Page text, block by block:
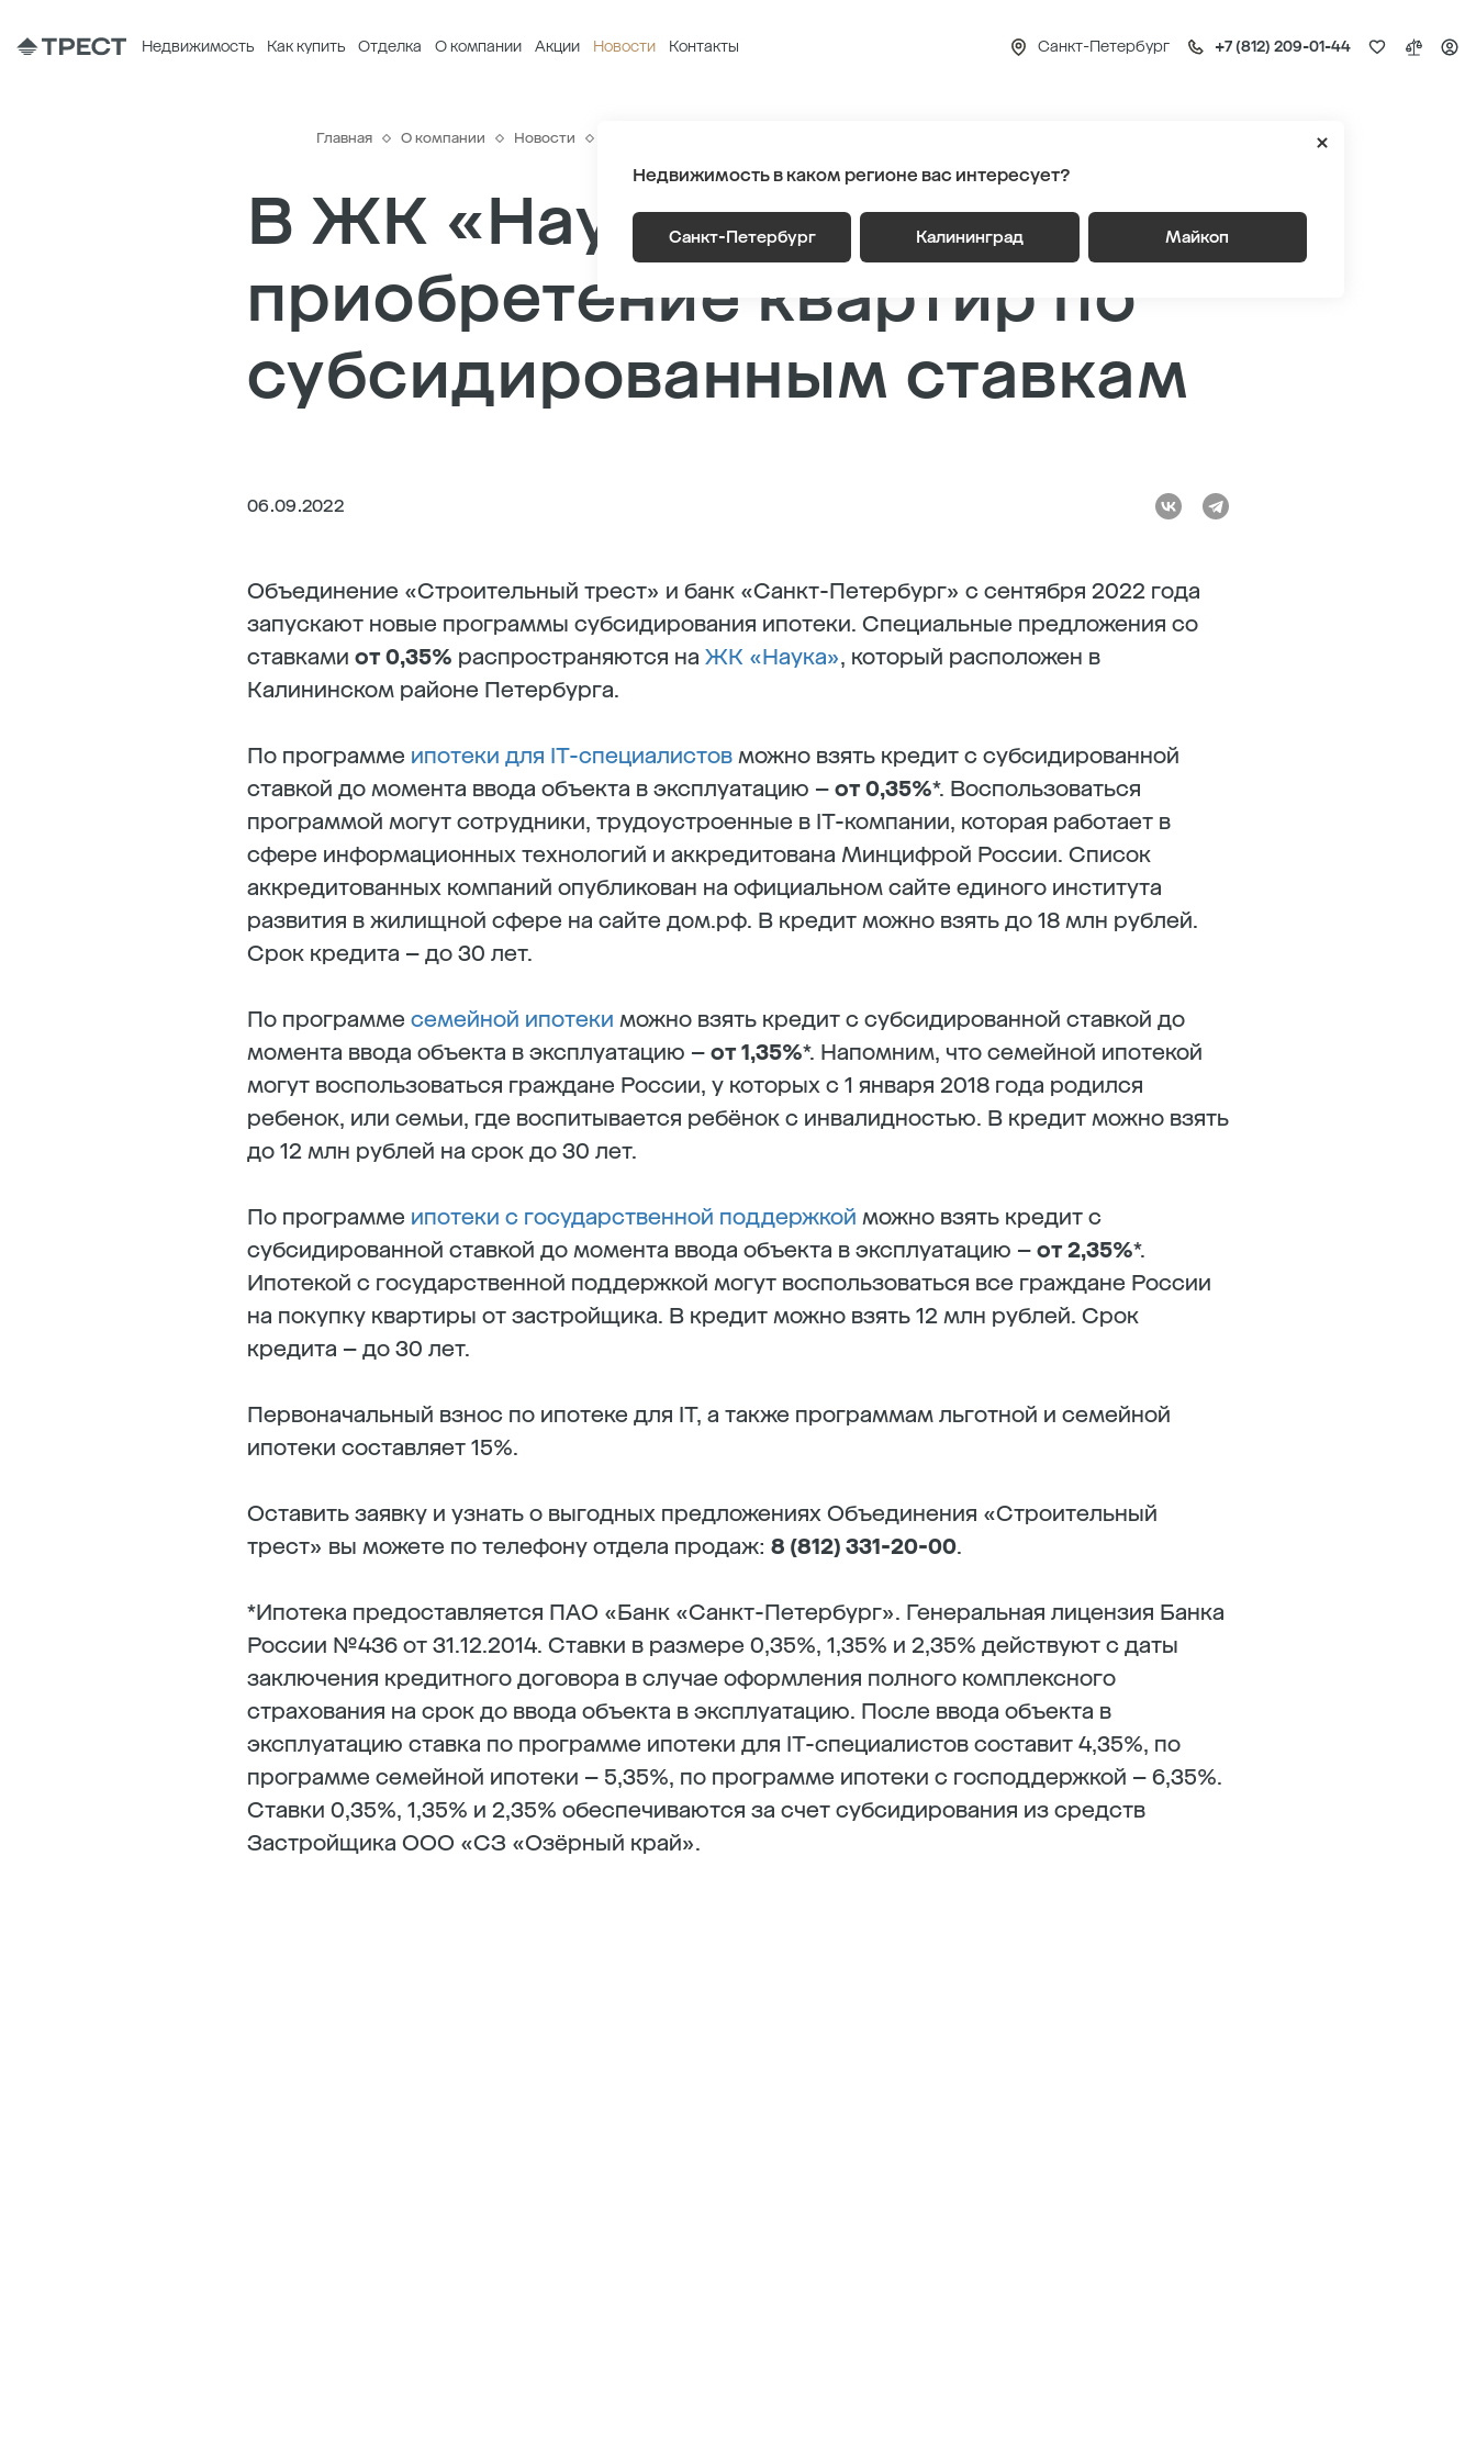
Недвижимость Как купить Отделка О компании Акции Новости Контакты Санкт-Петербург +7 (812) 209-01-44
Недвижимость в каком регионе вас интересует?
Санкт-Петербург Калининград Майкоп
Главная О компании Новости
В ЖК «Наука» доступно
приобретение квартир по
субсидированным ставкам
06.09.2022
Объединение «Строительный трест» и банк «Санкт-Петербург» с сентября 2022 года
запускают новые программы субсидирования ипотеки. Специальные предложения со
ставками от 0,35% распространяются на ЖК «Наука», который расположен в
Калининском районе Петербурга.
По программе ипотеки для IT-специалистов можно взять кредит с субсидированной
ставкой до момента ввода объекта в эксплуатацию – от 0,35%*. Воспользоваться
программой могут сотрудники, трудоустроенные в IT-компании, которая работает в
сфере информационных технологий и аккредитована Минцифрой России. Список
аккредитованных компаний опубликован на официальном сайте единого института
развития в жилищной сфере на сайте дом.рф. В кредит можно взять до 18 млн рублей.
Срок кредита – до 30 лет.
По программе семейной ипотеки можно взять кредит с субсидированной ставкой до
момента ввода объекта в эксплуатацию – от 1,35%*. Напомним, что семейной ипотекой
могут воспользоваться граждане России, у которых с 1 января 2018 года родился
ребенок, или семьи, где воспитывается ребёнок с инвалидностью. В кредит можно взять
до 12 млн рублей на срок до 30 лет.
По программе ипотеки с государственной поддержкой можно взять кредит с
субсидированной ставкой до момента ввода объекта в эксплуатацию – от 2,35%*.
Ипотекой с государственной поддержкой могут воспользоваться все граждане России
на покупку квартиры от застройщика. В кредит можно взять 12 млн рублей. Срок
кредита – до 30 лет.
Первоначальный взнос по ипотеке для IT, а также программам льготной и семейной
ипотеки составляет 15%.
Оставить заявку и узнать о выгодных предложениях Объединения «Строительный
трест» вы можете по телефону отдела продаж: 8 (812) 331-20-00.
*Ипотека предоставляется ПАО «Банк «Санкт-Петербург». Генеральная лицензия Банка
России №436 от 31.12.2014. Ставки в размере 0,35%, 1,35% и 2,35% действуют с даты
заключения кредитного договора в случае оформления полного комплексного
страхования на срок до ввода объекта в эксплуатацию. После ввода объекта в
эксплуатацию ставка по программе ипотеки для IT-специалистов составит 4,35%, по
программе семейной ипотеки – 5,35%, по программе ипотеки с господдержкой – 6,35%.
Ставки 0,35%, 1,35% и 2,35% обеспечиваются за счет субсидирования из средств
Застройщика ООО «СЗ «Озёрный край».